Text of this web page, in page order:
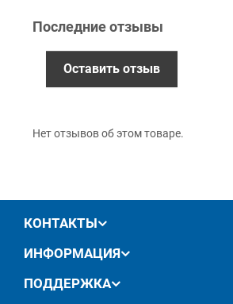
Гарантия
обмен / возврат товара в течение 14
Последние отзывы
Оставить отзыв
Нет отзывов об этом товаре.
КОНТАКТЫ
ИНФОРМАЦИЯ
ПОДДЕРЖКА